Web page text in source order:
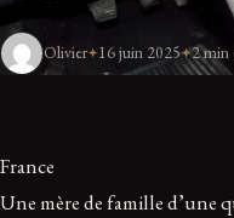
Olivier 16 juin 2025 2 min
France
Une mère de famille d’une